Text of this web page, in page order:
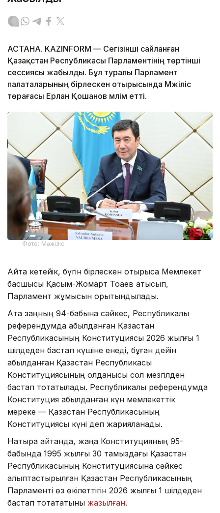
АСТАНА. KAZINFORM — Сегізінші сайланған
Қазақстан Республикасы Парламентінің төртінші
сессиясы жабылды. Бұл туралы Парламент
палаталарының бірлескен отырысында Мәжіліс
төрағасы Ерлан Қошанов мәлім етті.
Фото: Мәжіліс
Айта кетейік, бүгін бірлескен отырысқа Мемлекет
басшысы Қасым-Жомарт Тоқаев қатысып,
Парламент жұмысын қорытындылады.
Ата заңның 94-бабына сәйкес, Республикалық
референдумда қабылданған Қазақстан
Республикасының Конституциясы 2026 жылғы 1
шілдеден бастап күшіне енеді, бұған дейін
қабылданған Қазақстан Республикасы
Конституциясының қолданысы сол мезгілден
бастап тоқтатылады. Республикалық референдумда
Конституция қабылданған күн мемлекеттік
мереке — Қазақстан Республикасының
Конституциясы күні деп жарияланады.
Нақтырақ айтқанда, жаңа Конституцияның 95-
бабында 1995 жылғы 30 тамыздағы Қазақстан
Республикасының Конституциясына сәйкес
қалыптастырылған Қазақстан Республикасының
Парламенті өз өкілеттігін 2026 жылғы 1 шілдеден
бастап тоқтататыны жазылған.